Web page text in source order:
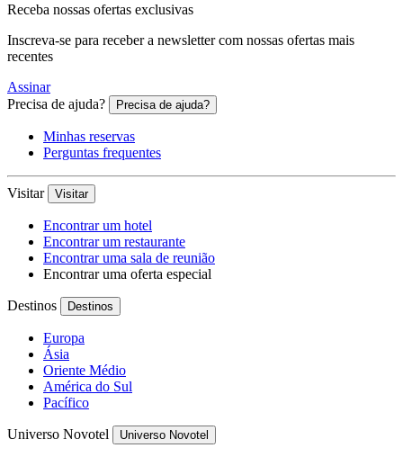
Receba nossas ofertas exclusivas
Inscreva-se para receber a newsletter com nossas ofertas mais
recentes
Assinar
Precisa de ajuda?
Precisa de ajuda?
Minhas reservas
Perguntas frequentes
Visitar Visitar
Encontrar um hotel
Encontrar um restaurante
Encontrar uma sala de reunião
Encontrar uma oferta especial
Destinos Destinos
Europa
Ásia
Oriente Médio
América do Sul
Pacífico
Universo Novotel Universo Novotel